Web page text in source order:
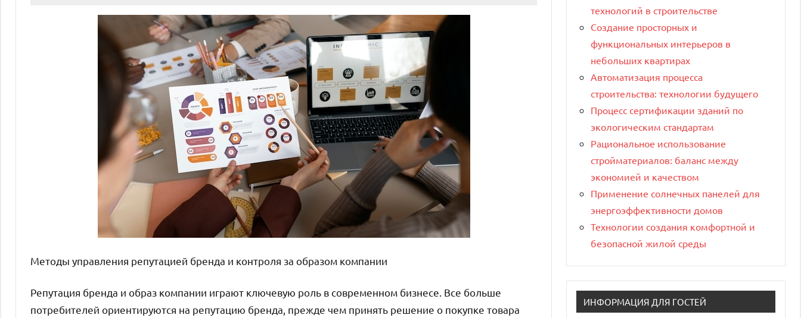
Методы управления репутацией бренда и контроля за образом компании
Репутация бренда и образ компании играют ключевую роль в современном бизнесе. Все больше
потребителей ориентируются на репутацию бренда, прежде чем принять решение о покупке товара
технологий в строительстве
Создание просторных и
функциональных интерьеров в
небольших квартирах
Автоматизация процесса
строительства: технологии будущего
Процесс сертификации зданий по
экологическим стандартам
Рациональное использование
стройматериалов: баланс между
экономией и качеством
Применение солнечных панелей для
энергоэффективности домов
Технологии создания комфортной и
безопасной жилой среды
ИНФОРМАЦИЯ ДЛЯ ГОСТЕЙ